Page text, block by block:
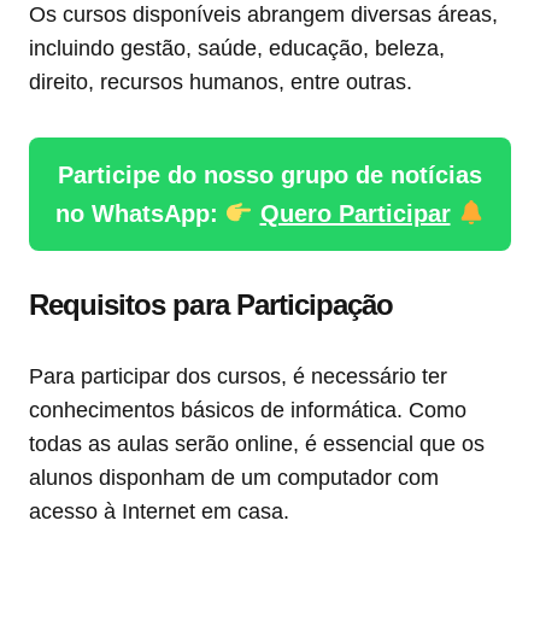
Os cursos disponíveis abrangem diversas áreas,
incluindo gestão, saúde, educação, beleza,
direito, recursos humanos, entre outras.
Participe do nosso grupo de notícias
no WhatsApp:
Quero Participar
Requisitos para Participação
Para participar dos cursos, é necessário ter
conhecimentos básicos de informática. Como
todas as aulas serão online, é essencial que os
alunos disponham de um computador com
acesso à Internet em casa.